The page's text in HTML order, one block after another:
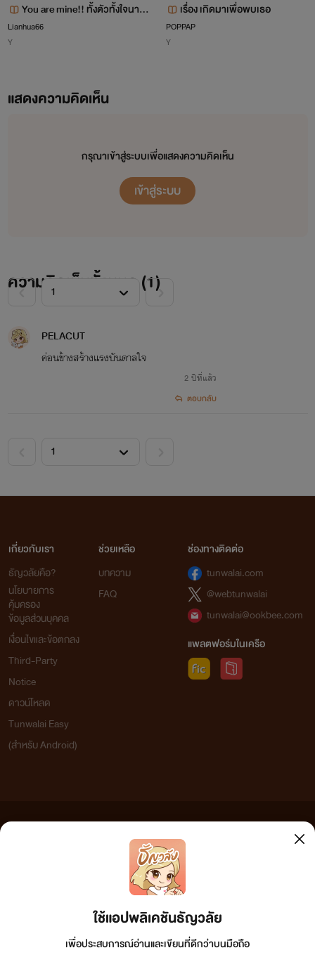
You are mine!! ทั้งตัวทั้งใจนายเ
ป็นของฉัน (Markson)
Lianhua66
Y
เรื่อง เกิดมาเพื่อพบเธอ
POPPAP
Y
แสดงความคิดเห็น
กรุณาเข้าสู่ระบบเพื่อแสดงความคิดเห็น
เข้าสู่ระบบ
ความคิดเห็นทั้งหมด (1)
PELACUT
ค่อนข้างสร้างแรงบันดาลใจ
2 ปีที่แล้ว
ตอบกลับ
ใช้แอปพลิเคชันธัญวลัย
เพื่อประสบการณ์อ่านและเขียนที่ดีกว่าบนมือถือ
เกี่ยวกับเรา
ธัญวลัยคือ?
นโยบายการ
คุ้มครอง
ข้อมูลส่วนบุคคล
เงื่อนไขและข้อตกลง
Third-Party
Notice
ดาวน์โหลด
Tunwalai Easy
(สำหรับ Android)
ช่วยเหลือ
บทความ
FAQ
ช่องทางติดต่อ
tunwalai.com
@webtunwalai
tunwalai@ookbee.com
แพลตฟอร์มในเครือ
เว็บไซต์แห่งนี้ไม่ได้เห็นด้วยและไม่ขอรับผิดชอบต่อข้อความใดๆ ทั้งสิ้น ดังนั้นผู้อ่านทุกท่านโปรดใช้
วิจารณญาณในการกลั่นกรองด้วยตนเอง และหากท่านพบข้อความใดๆ ที่ขัดต่อกฎหมายและศีลธรรม
กรุณาแจ้งมาที่ tunwalai@ookbee.com เพื่อทีมงานจะได้ดำเนินการในทันที ทั้งนี้ ทางเว็บไซต์ขอสงวน
ลิขสิทธิ์ตามพระราชบัญญัติลิขสิทธิ์ (ฉบับเพิ่มเติม) พ.ศ.2558